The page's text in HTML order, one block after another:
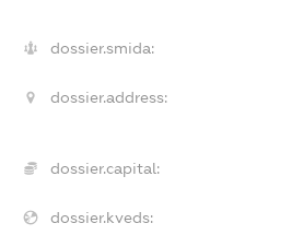
dossier.smida:
dossier.address:
dossier.capital:
dossier.kveds: